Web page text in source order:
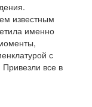
известным
именно
с
все в